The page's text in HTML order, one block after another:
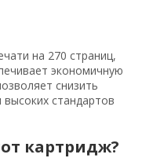
на 270 страниц,
экономичную
снизить
стандартов
картридж?